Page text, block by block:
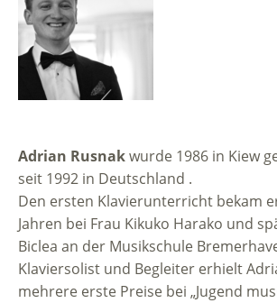
Adrian Rusnakwurde 1986 in Kiew
seit 1992 in Deutschland .
Den ersten Klavierunterricht bekam
Jahren bei Frau Kikuko Harako und
Biclea an der Musikschule
Klaviersolist und Begleiter erhielt
mehrere erste Preise bei „Jugend